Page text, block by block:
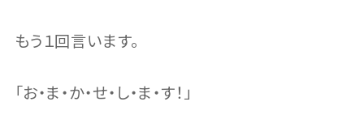
もう１回言います。
「お・ま・か・せ・し・ま・す！」